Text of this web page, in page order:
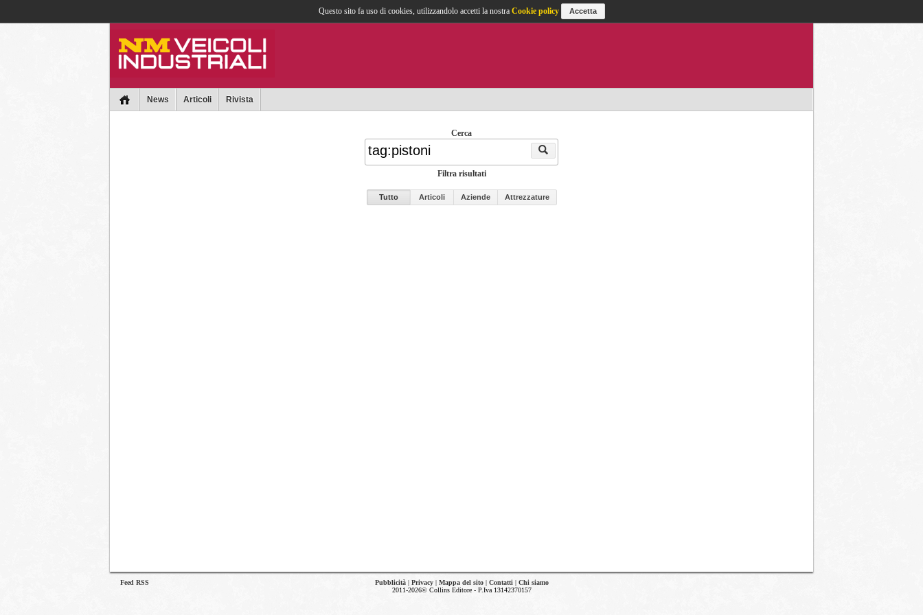
News Articoli Rivista
Cerca
Filtra risultati
Tutto Articoli Aziende Attrezzature
Feed RSS Pubblicità| Privacy| Mappa del sito| Contatti| Chi siamo
2011-2026© Collins Editore - P.Iva 13142370157
Questo sito fa uso di cookies, utilizzandolo accetti la nostra Cookie policy Accetta